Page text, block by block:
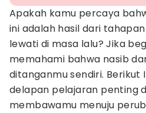
Apakah kamu percaya
ini adalah hasil dari tahapan
lewati di masa lalu? Jika
memahami bahwa nasib
ditanganmu sendiri. Berikut
delapan pelajaran penting
membawamu menuju